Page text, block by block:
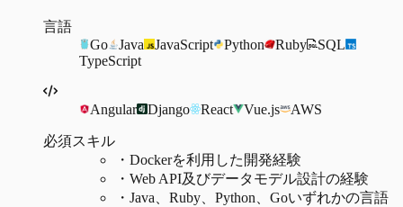
言語
Go
Java JavaScript Python Ruby
SQL
TypeScript
Angular Django React Vue.js AWS
必須スキル
・ Dockerを利用した開発経験
・ Web API及びデータモデル設計の経験
・ Java、Ruby、Python、Goいずれかの言語